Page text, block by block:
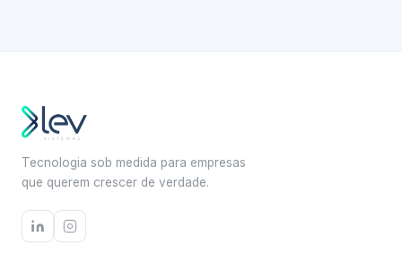
Tecnologia sob medida para empresas
que querem crescer de verdade.